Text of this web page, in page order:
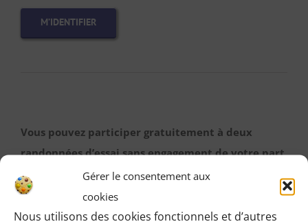
Gérer le consentement aux
cookies
Nous utilisons des cookies fonctionnels et d’autres
M’IDENTIFIER
Vous pouvez participer gratuitement à deux
randonnées d’essai sans engagement de votre part
:
Cliquez sur le bouton ci-dessous et indiquez-nous votre
choix en laissant vos coordonnées pour que l’on puisse